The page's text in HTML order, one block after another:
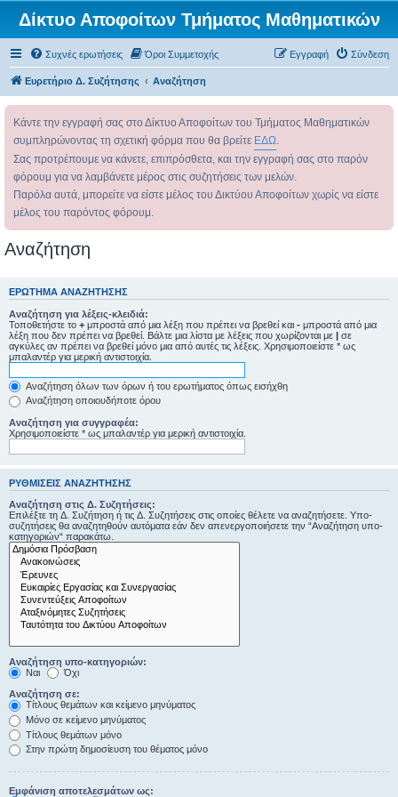
Δίκτυο Αποφοίτων Τμήματος Μαθηματικών
Συχνές ερωτήσεις Όροι Συμμετοχής Σύνδεση
Εγγραφή
Ευρετήριο Δ. Συζήτησης Αναζήτηση
Κάντε την εγγραφή σας στο Δίκτυο Αποφοίτων του Τμήματος Μαθηματικών
συμπληρώνοντας τη σχετική φόρμα που θα βρείτε ΕΔΩ.
Σας προτρέπουμε να κάνετε, επιπρόσθετα, και την εγγραφή σας στο παρόν
φόρουμ για να λαμβάνετε μέρος στις συζητήσεις των μελών.
Παρόλα αυτά, μπορείτε να είστε μέλος του Δικτύου Αποφοίτων χωρίς να είστε
μέλος του παρόντος φόρουμ.
Αναζήτηση
ΕΡΏΤΗΜΑ ΑΝΑΖΉΤΗΣΗΣ
Αναζήτηση για λέξεις-κλειδιά:
Τοποθετήστε το + μπροστά από μια λέξη που πρέπει να βρεθεί και - μπροστά από μια
λέξη που δεν πρέπει να βρεθεί. Βάλτε μια λίστα με λέξεις που χωρίζονται με | σε
αγκύλες αν πρέπει να βρεθεί μόνο μια από αυτές τις λέξεις. Χρησιμοποιείστε * ως
μπαλαντέρ για μερική αντιστοιχία.
Αναζήτηση όλων των όρων ή του ερωτήματος όπως εισήχθη
Αναζήτηση οποιουδήποτε όρου
Αναζήτηση για συγγραφέα:
Χρησιμοποιείστε * ως μπαλαντέρ για μερική αντιστοιχία.
ΡΥΘΜΊΣΕΙΣ ΑΝΑΖΉΤΗΣΗΣ
Αναζήτηση στις Δ. Συζητήσεις:
Επιλέξτε τη Δ. Συζήτηση ή τις Δ. Συζητήσεις στις οποίες θέλετε να αναζητήσετε. Υπο-
συζητήσεις θα αναζητηθούν αυτόματα εάν δεν απενεργοποιήσετε την “Αναζήτηση υπο-
κατηγοριών“ παρακάτω.
Αναζήτηση υπο-κατηγοριών:
Ναι
Όχι
Αναζήτηση σε:
Τίτλους θεμάτων και κείμενο μηνύματος
Μόνο σε κείμενο μηνύματος
Τίτλους θεμάτων μόνο
Στην πρώτη δημοσίευση του θέματος μόνο
Εμφάνιση αποτελεσμάτων ως: